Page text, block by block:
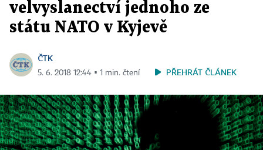
velvyslanectví jednoho ze
státu NATO v Kyjevě
ČTK
5. 6. 2018 12:44 ▪ 1 min. čtení PŘEHRÁT ČLÁNEK